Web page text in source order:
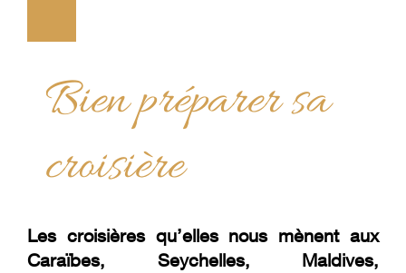
Bien préparer sa
croisière
Les croisières qu’elles nous mènent aux
Caraïbes, Seychelles, Maldives,